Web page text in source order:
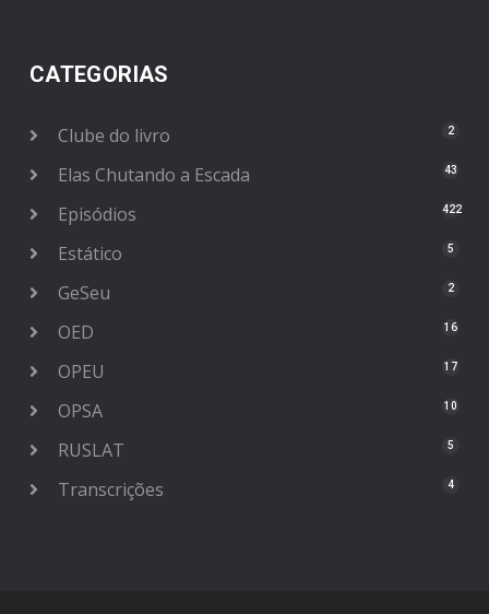
CATEGORIAS
Clube do livro 2
Elas Chutando a Escada 43
Episódios 422
Estático 5
GeSeu 2
OED 16
OPEU 17
OPSA 10
RUSLAT 5
Transcrições 4